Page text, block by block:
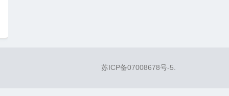
苏ICP备07008678号-5.